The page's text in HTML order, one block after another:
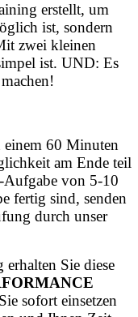
erstellt, um
ist, sondern
zwei kleinen
ist. UND: Es
einem 60 Minuten
am Ende teil
Aufgabe von 5-10
fertig sind, senden
durch unser
Sie diese
sofort einsetzen